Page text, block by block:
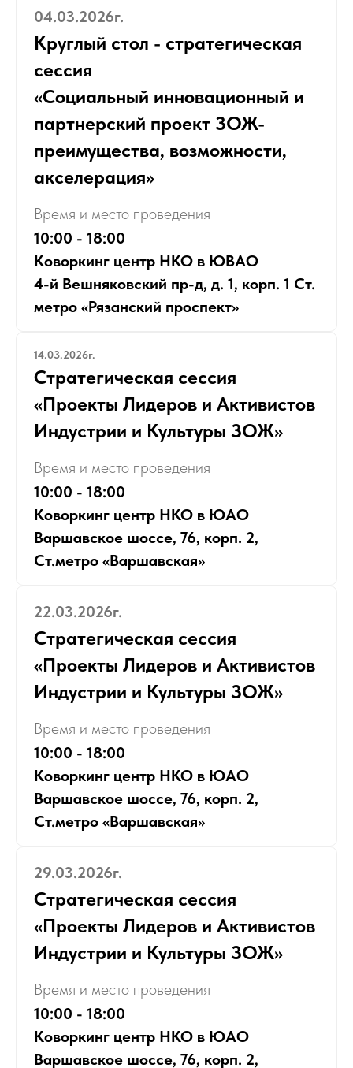
04.03.2026г.
Круглый стол - стратегическая
сессия
«Социальный инновационный и
партнерский проект ЗОЖ-
преимущества, возможности,
акселерация»
Время и место проведения
10:00 - 18:00
Коворкинг центр НКО в ЮВАО
4-й Вешняковский пр-д, д. 1, корп. 1 Ст.
метро «Рязанский проспект»
14.03.2026г.
Стратегическая сессия
«Проекты Лидеров и Активистов
Индустрии и Культуры ЗОЖ»
Время и место проведения
10:00 - 18:00
Коворкинг центр НКО в ЮАО
Варшавское шоссе, 76, корп. 2,
Ст.метро «Варшавская»
22.03.2026г.
Стратегическая сессия
«Проекты Лидеров и Активистов
Индустрии и Культуры ЗОЖ»
Время и место проведения
10:00 - 18:00
Коворкинг центр НКО в ЮАО
Варшавское шоссе, 76, корп. 2,
Ст.метро «Варшавская»
29.03.2026г.
Стратегическая сессия
«Проекты Лидеров и Активистов
Индустрии и Культуры ЗОЖ»
Время и место проведения
10:00 - 18:00
Коворкинг центр НКО в ЮАО
Варшавское шоссе, 76, корп. 2,